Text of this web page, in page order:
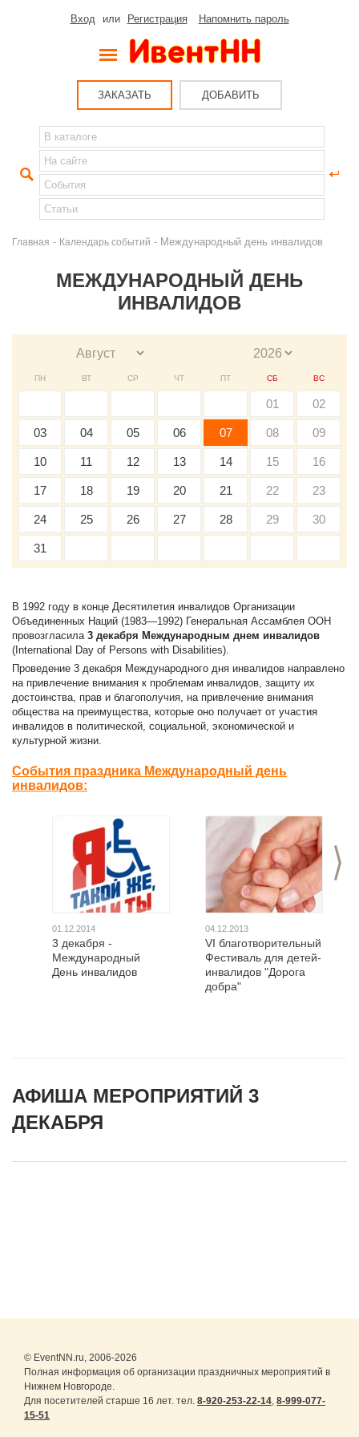
Вход или Регистрация Напомнить пароль
ЗАКАЗАТЬ ДОБАВИТЬ
Главная - Календарь событий - Международный день инвалидов
МЕЖДУНАРОДНЫЙ ДЕНЬ
ИНВАЛИДОВ
ПН ВТ СР ЧТ ПТ СБ ВС
01 02
03 04 05 06 07 08 09
10 11 12 13 14 15 16
17 18 19 20 21 22 23
24 25 26 27 28 29 30
31
В 1992 году в конце Десятилетия инвалидов Организации
Объединенных Наций (1983—1992) Генеральная Ассамблея ООН
провозгласила 3 декабря Международным днем инвалидов
(International Day of Persons with Disabilities).
Проведение 3 декабря Международного дня инвалидов направлено
на привлечение внимания к проблемам инвалидов, защиту их
достоинства, прав и благополучия, на привлечение внимания
общества на преимущества, которые оно получает от участия
инвалидов в политической, социальной, экономической и
культурной жизни.
События праздника Международный день
инвалидов:
>
01.12.2014
3 декабря -
Международный
День инвалидов
04.12.2013
VI благотворительный
Фестиваль для детей-
инвалидов "Дорога
добра"
АФИША МЕРОПРИЯТИЙ 3
ДЕКАБРЯ
© EventNN.ru, 2006-2026
Полная информация об организации праздничных мероприятий в
Нижнем Новгороде.
Для посетителей старше 16 лет. тел. 8-920-253-22-14, 8-999-077-
15-51